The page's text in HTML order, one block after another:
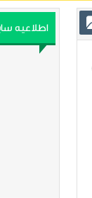
اطلاعیه